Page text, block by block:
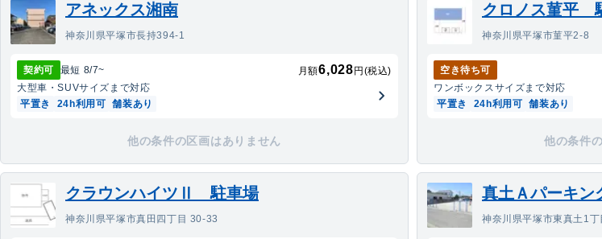
アネックス湘南
神奈川県平塚市長持394-1
契約可 最短 8/7~ 月額6,028 円(税込)
大型車・SUVサイズまで対応
平置き
24h利用可 舗装あり
他の条件の区画はありません
クロノス菫平
神奈川県平塚市菫平2-8
空き待ち可
ワンボックスサイズまで対応
平置き
24h利用可 舗装あり
他の条件
クラウンハイツⅡ 駐車場
神奈川県平塚市真田四丁目 30-33
真土Ａパーキン
神奈川県平塚市東真土1丁